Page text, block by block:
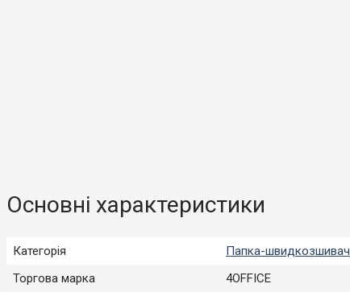
Основні характеристики
Категорія
Папка-швидкозшивач
Торгова марка
4OFFICE